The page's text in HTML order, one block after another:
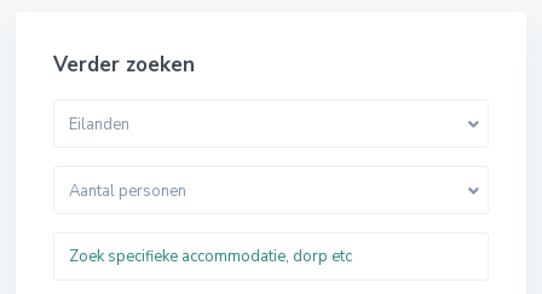
Verder zoeken
Eilanden
Aantal personen